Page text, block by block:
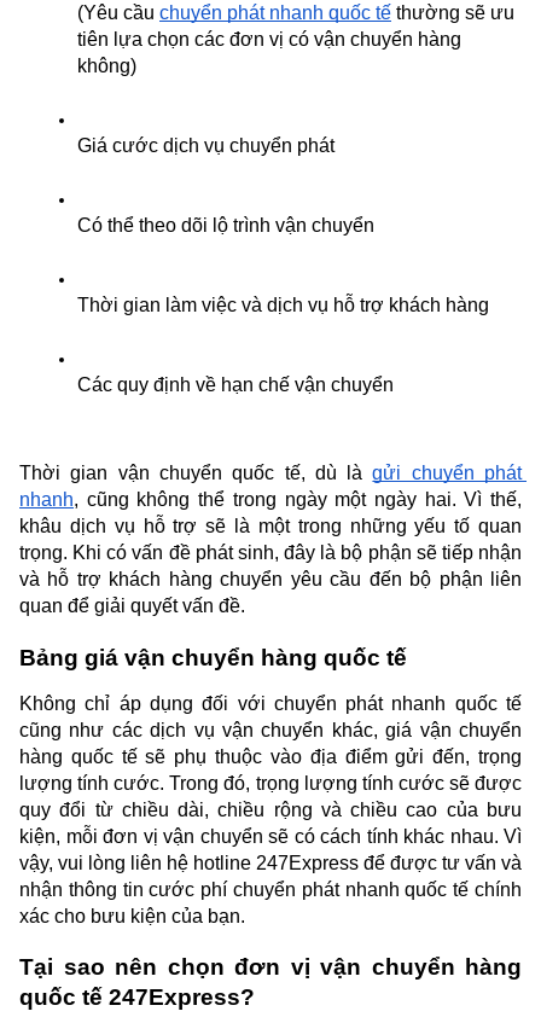
(Yêu cầu chuyển phát nhanh quốc tế thường sẽ ưu
tiên lựa chọn các đơn vị có vận chuyển hàng
không)
Giá cước dịch vụ chuyển phát
Có thể theo dõi lộ trình vận chuyển
Thời gian làm việc và dịch vụ hỗ trợ khách hàng
Các quy định về hạn chế vận chuyển
Thời gian vận chuyển quốc tế, dù là gửi chuyển phát
nhanh, cũng không thể trong ngày một ngày hai. Vì thế,
khâu dịch vụ hỗ trợ sẽ là một trong những yếu tố quan
trọng. Khi có vấn đề phát sinh, đây là bộ phận sẽ tiếp nhận
và hỗ trợ khách hàng chuyển yêu cầu đến bộ phận liên
quan để giải quyết vấn đề.
Bảng giá vận chuyển hàng quốc tế
Không chỉ áp dụng đối với chuyển phát nhanh quốc tế
cũng như các dịch vụ vận chuyển khác, giá vận chuyển
hàng quốc tế sẽ phụ thuộc vào địa điểm gửi đến, trọng
lượng tính cước. Trong đó, trọng lượng tính cước sẽ được
quy đổi từ chiều dài, chiều rộng và chiều cao của bưu
kiện, mỗi đơn vị vận chuyển sẽ có cách tính khác nhau. Vì
vậy, vui lòng liên hệ hotline 247Express để được tư vấn và
nhận thông tin cước phí chuyển phát nhanh quốc tế chính
xác cho bưu kiện của bạn.
Tại sao nên chọn đơn vị vận chuyển hàng
quốc tế 247Express?